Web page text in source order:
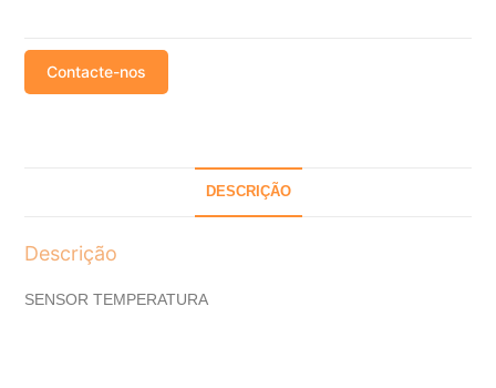
Contacte-nos
DESCRIÇÃO
Descrição
SENSOR TEMPERATURA